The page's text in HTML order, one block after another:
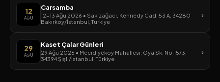
12
AĞU
Carsamba
12-13 Ağu 2026 • Sakızağacı, Kennedy Cad. 53 A, 34280
Bakırköy/İstanbul, Türkiye
›
29
AĞU
Kaset Çalar Günleri
29 Ağu 2026 • Mecidiyeköy Mahallesi, Oya Sk. No:15/3,
34394 Şişli/İstanbul, Türkiye
›